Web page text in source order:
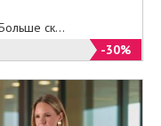
ск...
-30%